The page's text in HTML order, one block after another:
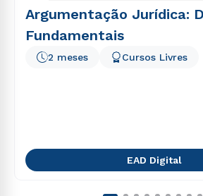
Argumentação Jurídica:
Fundamentais
2 meses Cursos Livres
EAD Digital